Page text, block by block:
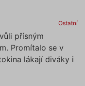
Ostatní
přísným
Promítalo se v
lákají diváky i